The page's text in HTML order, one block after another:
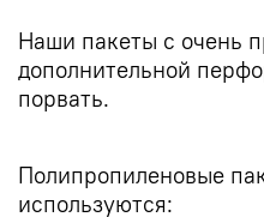
Наши пакеты с очень
дополнительной
порвать.
Полипропиленовые
используются: